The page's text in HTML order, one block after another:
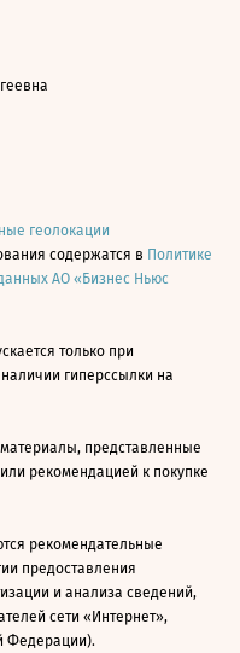
геолокации
содержатся в Политике
АО «Бизнес Ньюс
только при
гиперссылки на
представленные
рекомендацией к покупке
рекомендательные
предоставления
и анализа сведений,
сети «Интернет»,
Федерации).